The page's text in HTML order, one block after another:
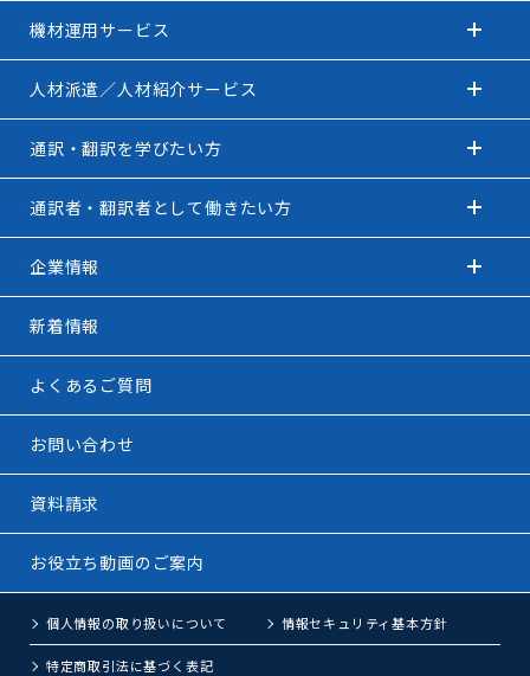
新着情報
よくあるご質問
お問い合わせ
資料請求
お役立ち動画のご案内
機材運用サービス
人材派遣／人材紹介サービス
企業情報
通訳・翻訳を学びたい方
通訳者・翻訳者として働きたい方
個人情報の取り扱いについて 情報セキュリティ基本方針
特定商取引法に基づく表記